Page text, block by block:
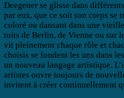
Deegener se glisse dans
par eux, que ce soit son corps se
coloré ou dansant dans une
toits de Berlin, de Vienne ou sur
vit pleinement chaque rôle et
choisis se fondent les uns dans
un nouveau langage artistique.
artistes ouvre toujours de
invitent à créer continuellement